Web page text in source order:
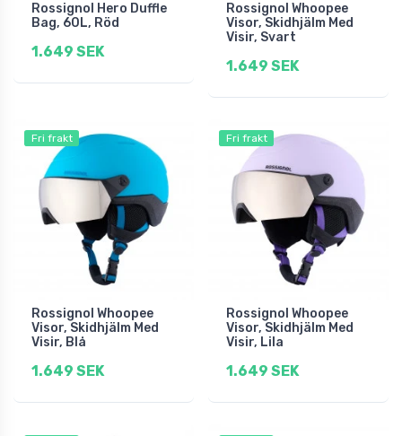
Rossignol Hero Duffle
Bag, 60L, Röd
1.649 SEK
Rossignol Whoopee
Visor, Skidhjälm Med
Visir, Svart
1.649 SEK
Fri frakt
Rossignol Whoopee
Visor, Skidhjälm Med
Visir, Blå
1.649 SEK
Fri frakt
Rossignol Whoopee
Visor, Skidhjälm Med
Visir, Lila
1.649 SEK